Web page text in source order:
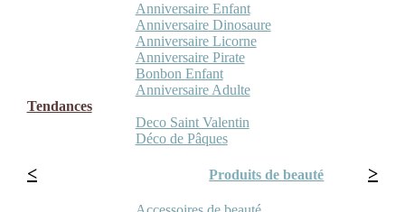
Anniversaire Enfant
Anniversaire Dinosaure
Anniversaire Licorne
Anniversaire Pirate
Bonbon Enfant
Anniversaire Adulte
Tendances
Deco Saint Valentin
Déco de Pâques
Produits de beauté